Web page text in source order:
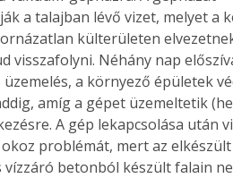
a talajban lévő vizet, melyet a
külterületen
visszafolyni. Néhány nap
a környező épületek
amíg a gépet üzemeltetik
A gép lekapcsolása után
problémát, mert az elkészült
betonból készült falain